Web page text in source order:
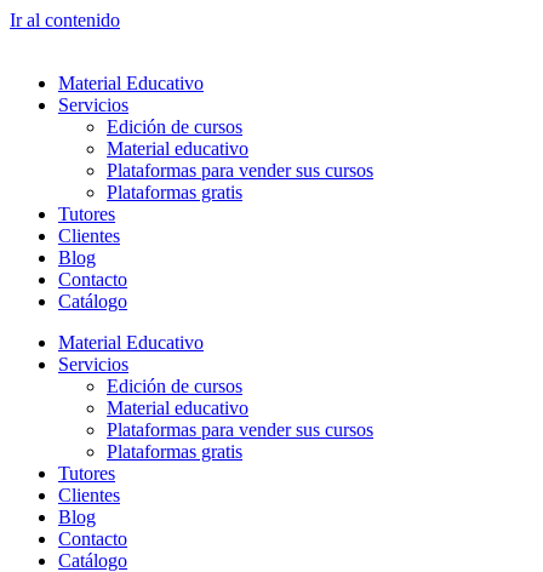
Ir al contenido
Material Educativo
Servicios
Edición de cursos
Material educativo
Plataformas para vender sus cursos
Plataformas gratis
Tutores
Clientes
Blog
Contacto
Catálogo
Material Educativo
Servicios
Edición de cursos
Material educativo
Plataformas para vender sus cursos
Plataformas gratis
Tutores
Clientes
Blog
Contacto
Catálogo